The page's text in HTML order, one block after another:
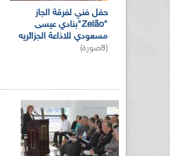
حفل فني لفرقة الجاز
"Zelão"بنادي عيسى
مسعودي للاذاعة الجزائريه
(8صورة)